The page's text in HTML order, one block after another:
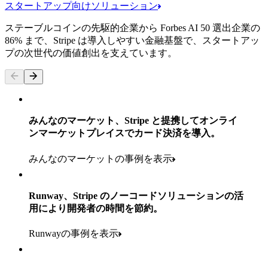
を超える世界各地の拠点
小売業者ポートフォリオにおける
の消費者向けブランド
スタートアップ向けソリューション
ステーブルコインの先駆的企業から Forbes AI 50 選出企業の
86% まで、Stripe は導入しやすい金融基盤で、スタートアッ
プの次世代の価値創出を支えています。
みんなのマーケット、Stripe と提携してオンライ
ンマーケットプレイスでカード決済を導入。
みんなのマーケットの事例を表示
Runway、Stripe のノーコードソリューションの活
用により開発者の時間を節約。
Runwayの事例を表示